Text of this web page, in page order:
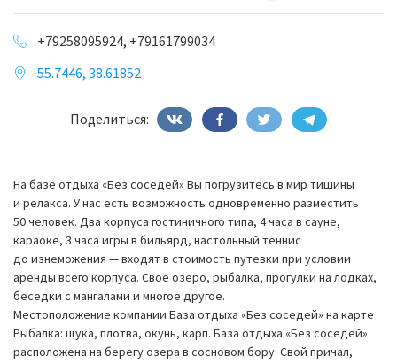
+79258095924, +79161799034
55.7446, 38.61852
Поделиться:
На базе отдыха «Без соседей» Вы погрузитесь в мир тишины
и релакса. У нас есть возможность одновременно разместить
50 человек. Два корпуса гостиничного типа, 4 часа в сауне,
караоке, 3 часа игры в бильярд, настольный теннис
до изнеможения — входят в стоимость путевки при условии
аренды всего корпуса. Свое озеро, рыбалка, прогулки на лодках,
беседки с мангалами и многое другое.
Местоположение компании База отдыха «Без соседей» на карте
Рыбалка: щука, плотва, окунь, карп. База отдыха «Без соседей»
расположена на берегу озера в сосновом бору. Свой причал,